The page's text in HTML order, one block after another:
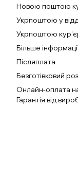
Новою поштою
Укрпоштою у
Укрпоштою
Більше
Післяплата
Безготівковий
Онлайн-оплата
Гарантія від